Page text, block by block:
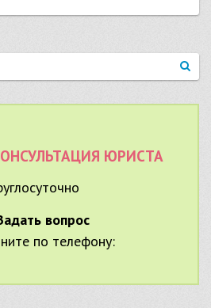
ЮРИСТА
вопрос
по телефону: